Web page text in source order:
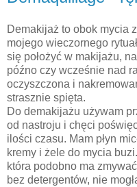
Demakijaż to obok mycia
mojego wieczornego
się położyć w makijażu,
późno czy wcześnie nad
oczyszczona i
strasznie spięta.
Do demakijażu używam
od nastroju i chęci
ilości czasu. Mam płyn
kremy i żele do mycia
która podobno ma
bez detergentów, nie